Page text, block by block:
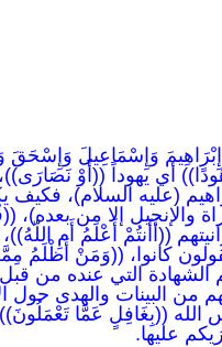
إِبْرَاهِيمَ وَإِسْمَاعِيلَ
أي يهوداً ((أَوْ
(عليه السلام)، فكيف
والإنجيل إلا من بعده)،
((أَأَنتُمْ أَعْلَمُ أَمِ اللّهُ))،
كانوا، ((وَمَنْ أَظْلَمُ
التي عنده من قبل
من البينات والهدى حول
الله ((بِغَافِلٍ عَمَّا
عليها.